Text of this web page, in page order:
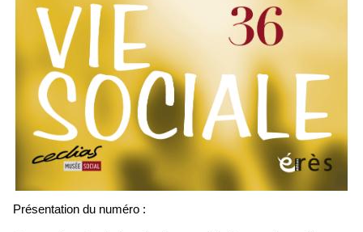
Présentation du numéro :